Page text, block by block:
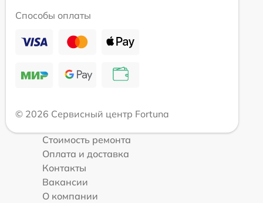
Способы оплаты
© 2026 Сервисный центр Fortuna
Стоимость ремонта
Оплата и доставка
Контакты
Вакансии
О компании